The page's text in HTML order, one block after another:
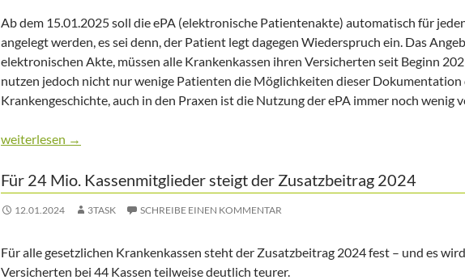
Ab dem 15.01.2025 soll die ePA (elektronische Patientenakte) automatisch für
angelegt werden, es sei denn, der Patient legt dagegen Wiederspruch ein. Das
elektronischen Akte, müssen alle Krankenkassen ihren Versicherten seit Beginn
nutzen jedoch nicht nur wenige Patienten die Möglichkeiten dieser Dokumentation
Krankengeschichte, auch in den Praxen ist die Nutzung der ePA immer noch wenig
ePA – Nur wenige Deutsche nutzen derzeit die elektronische Patientenakte
weiterlesen →
Für 24 Mio. Kassenmitglieder steigt der Zusatzbeitrag 2024
12.01.2024 3TASK SCHREIBE EINEN KOMMENTAR
Für alle gesetzlichen Krankenkassen steht der Zusatzbeitrag 2024 fest – und es
Versicherten bei 44 Kassen teilweise deutlich teurer.